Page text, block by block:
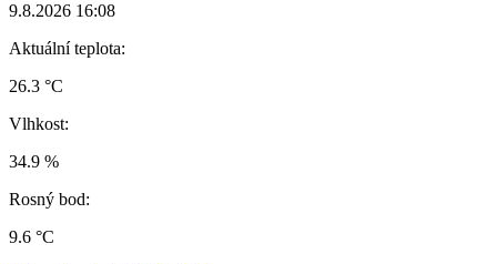
9.8.2026 16:08
Aktuální teplota:
26.3 °C
Vlhkost:
34.9 %
Rosný bod:
9.6 °C